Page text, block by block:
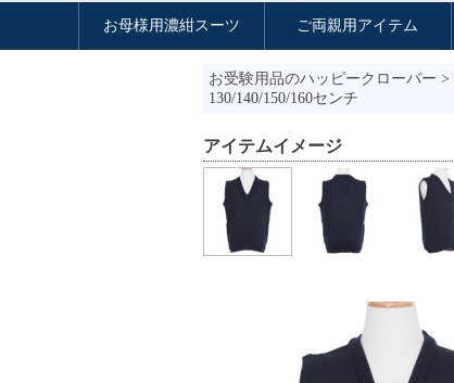
お受験用品のハッピークローバー >
130/140/150/160センチ
アイテムイメージ